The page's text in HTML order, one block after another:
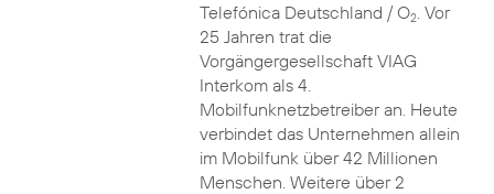
Telefónica Deutschland / O2. Vor
25 Jahren trat die
Vorgängergesellschaft VIAG
Interkom als 4.
Mobilfunknetzbetreiber an. Heute
verbindet das Unternehmen allein
im Mobilfunk über 42 Millionen
Menschen. Weitere über 2